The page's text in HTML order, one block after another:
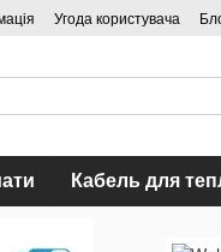
Угода користувача
Кабель для